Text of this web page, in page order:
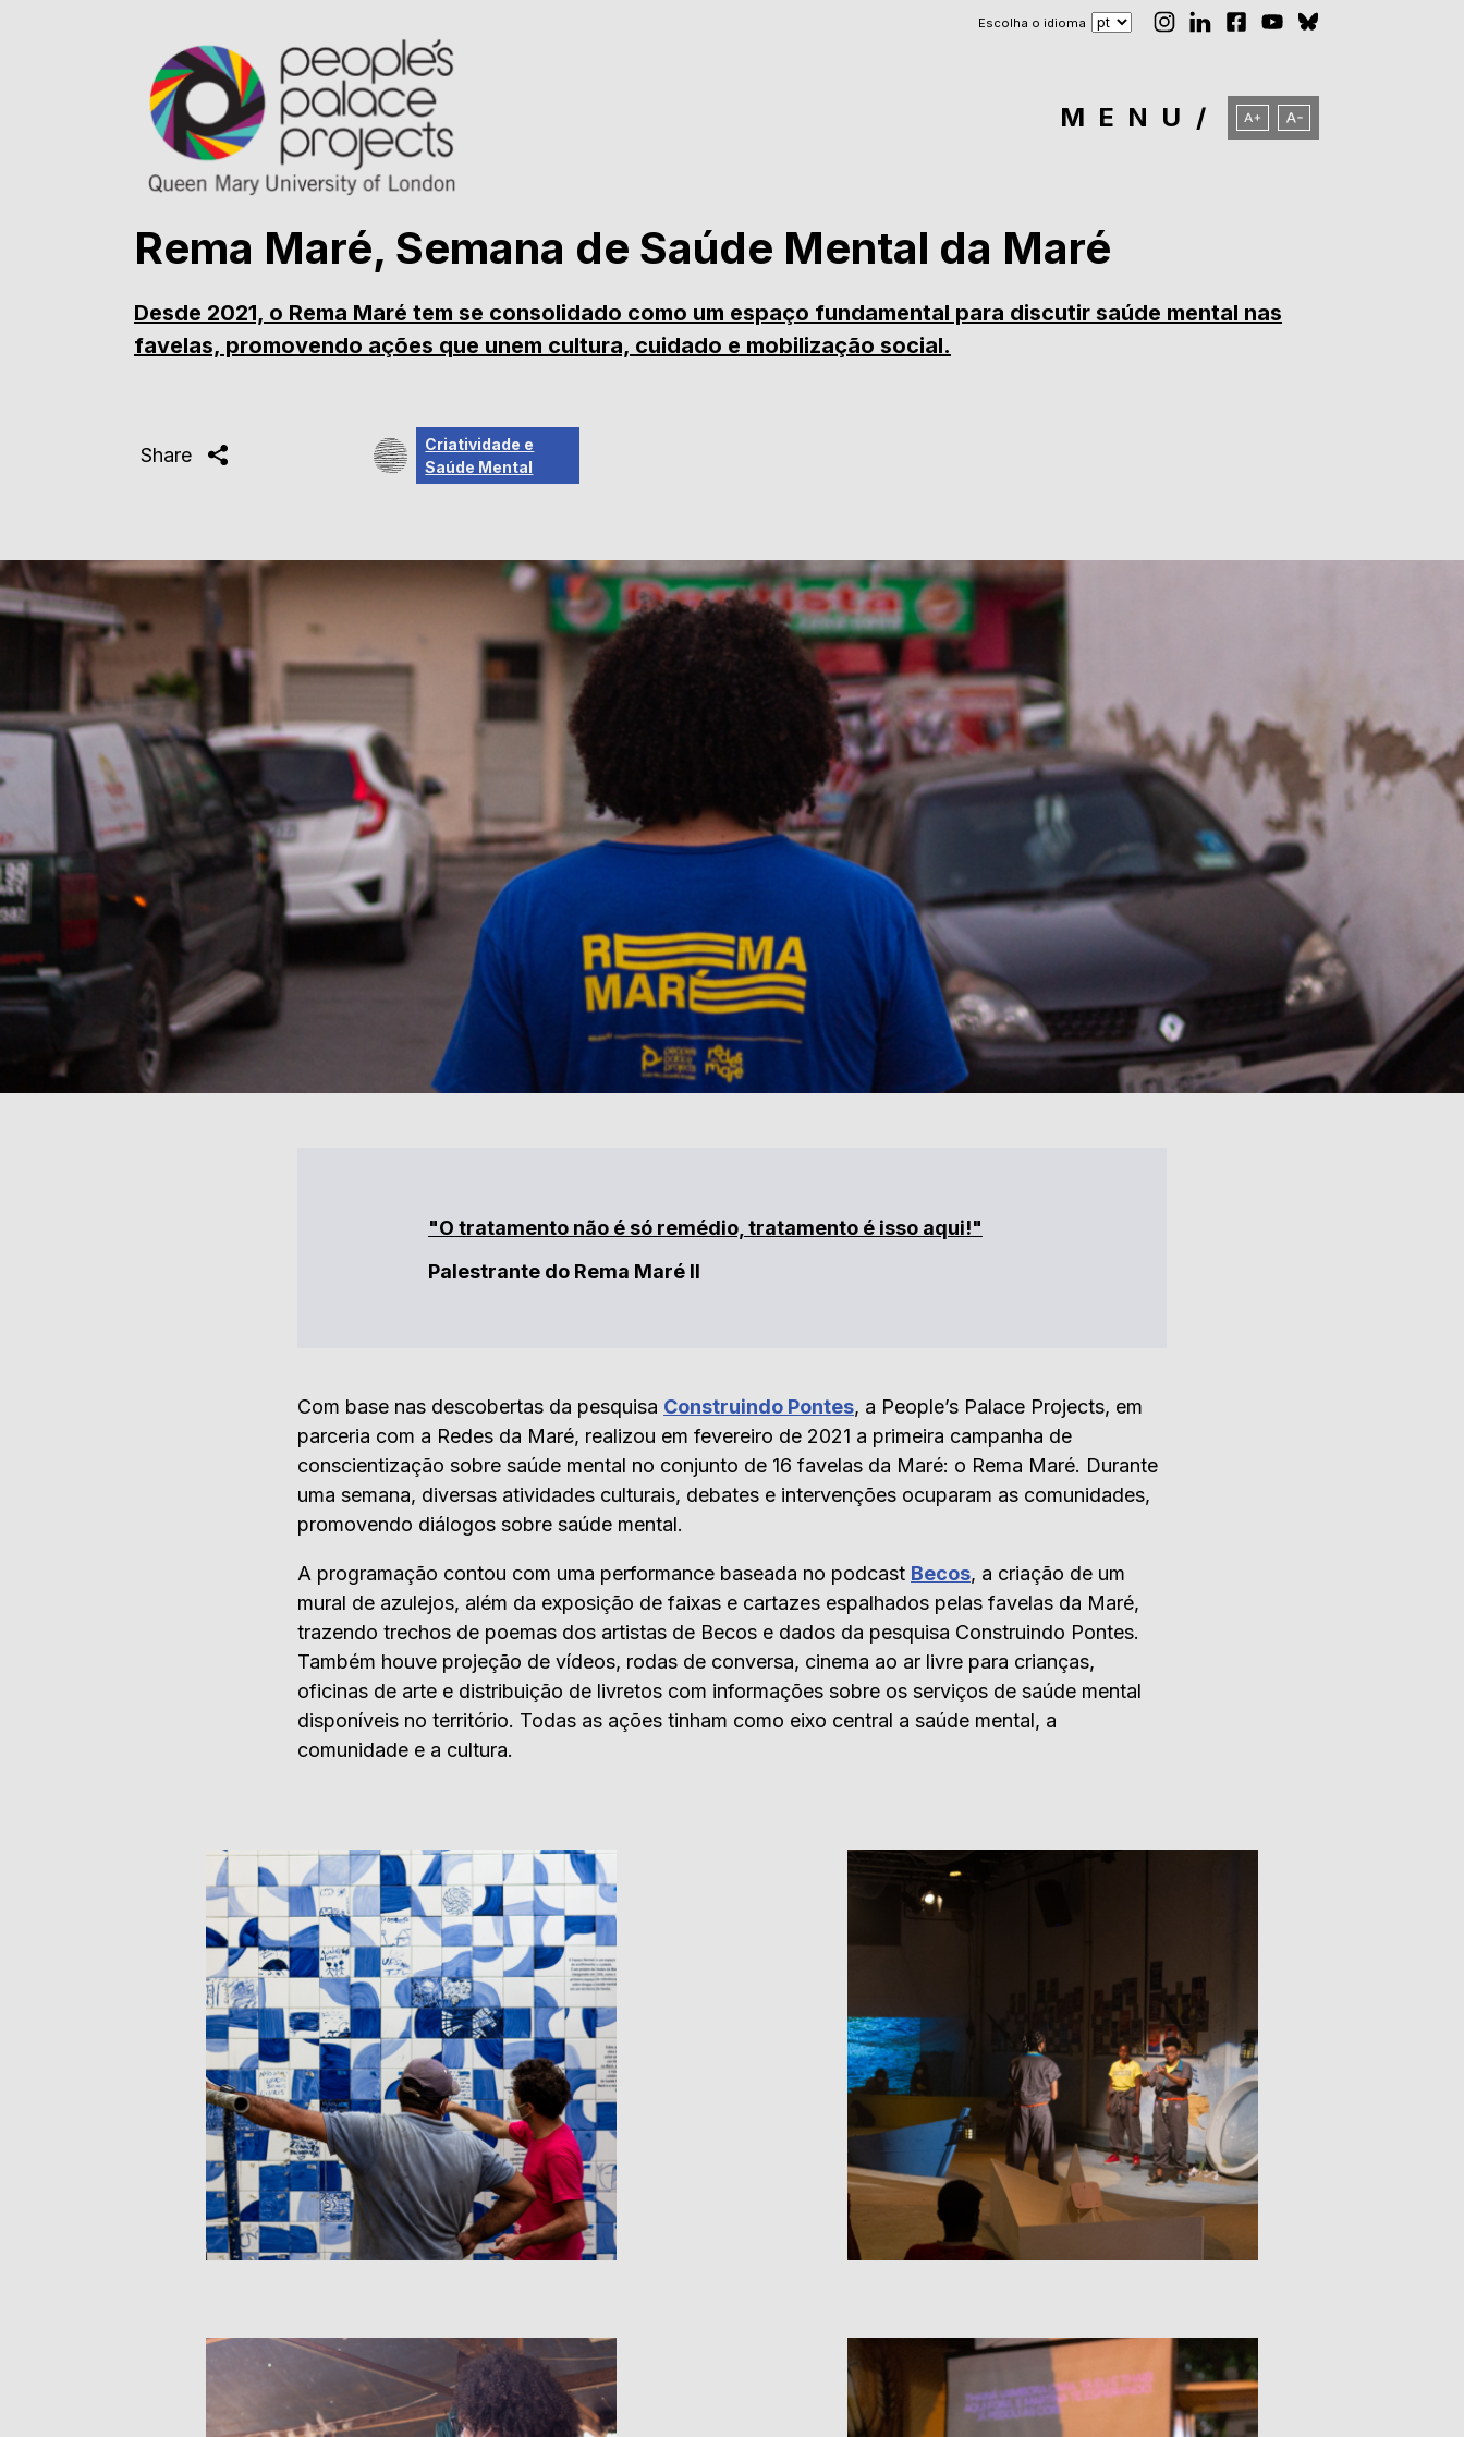
Escolha o idioma
MENU
Rema Maré, Semana de Saúde Mental da Maré
Desde 2021, o Rema Maré tem se consolidado como um espaço fundamental para discutir saúde mental nas
favelas, promovendo ações que unem cultura, cuidado e mobilização social.
Share
Criatividade e
Saúde Mental
"O tratamento não é só remédio, tratamento é isso aqui!"
Palestrante do Rema Maré II
Com base nas descobertas da pesquisa Construindo Pontes, a People’s Palace Projects, em
parceria com a Redes da Maré, realizou em fevereiro de 2021 a primeira campanha de
conscientização sobre saúde mental no conjunto de 16 favelas da Maré: o Rema Maré. Durante
uma semana, diversas atividades culturais, debates e intervenções ocuparam as comunidades,
promovendo diálogos sobre saúde mental.
A programação contou com uma performance baseada no podcast Becos, a criação de um
mural de azulejos, além da exposição de faixas e cartazes espalhados pelas favelas da Maré,
trazendo trechos de poemas dos artistas de Becos e dados da pesquisa Construindo Pontes.
Também houve projeção de vídeos, rodas de conversa, cinema ao ar livre para crianças,
oficinas de arte e distribuição de livretos com informações sobre os serviços de saúde mental
disponíveis no território. Todas as ações tinham como eixo central a saúde mental, a
comunidade e a cultura.